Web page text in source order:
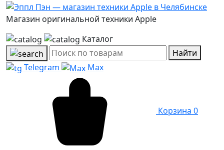
Магазин оригинальной техники Apple
Каталог
Найти
Telegram
Max
Корзина 0